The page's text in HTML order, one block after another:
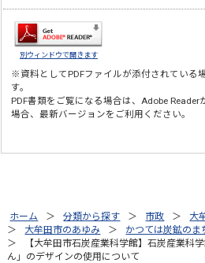
別ウィンドウで開きます
※資料としてPDFファイルが添付されている
す。
PDF書類をご覧になる場合は、Adobe Reader
場合、最新バージョンをご利用ください。
ホーム 分類から探す 市政
大
大牟田市のあゆみ
かつては炭鉱のま
【大牟田市石炭産業科学館】石炭産業科
ん」のデザインの使用について